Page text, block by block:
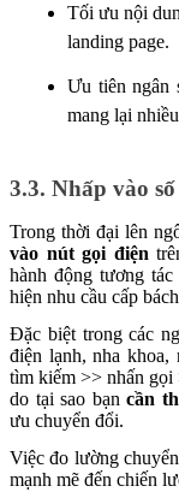
Tối ưu nội
landing page.
Ưu tiên ngân
mang lại
3.3. Nhấp vào
Trong thời đại lên
vào nút gọi điện
hành động tương
hiện nhu cầu cấp
Đặc biệt trong các
điện lạnh, nha
tìm kiếm >> nhấn
do tại sao bạncần
ưu chuyển đổi.
Việc đo lường
mạnh mẽ đến chiến